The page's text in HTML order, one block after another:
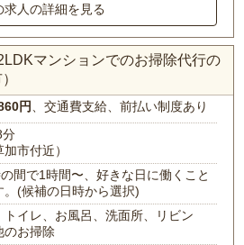
求人の詳細を見る
マンションでのお掃除代行の
円 、交通費支給、前払い制度あり
分
加市付近）
間で1時間〜、好きな日に働くこと
。(候補の日時から選択)
トイレ、お風呂、洗面所、リビン
のお掃除